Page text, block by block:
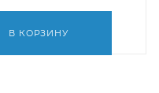
В КОРЗИНУ